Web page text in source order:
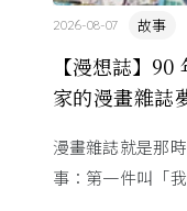
【漫想誌】
家的漫畫雜誌
故事
2026-08-07
漫畫雜誌就是那
事：第一件叫「